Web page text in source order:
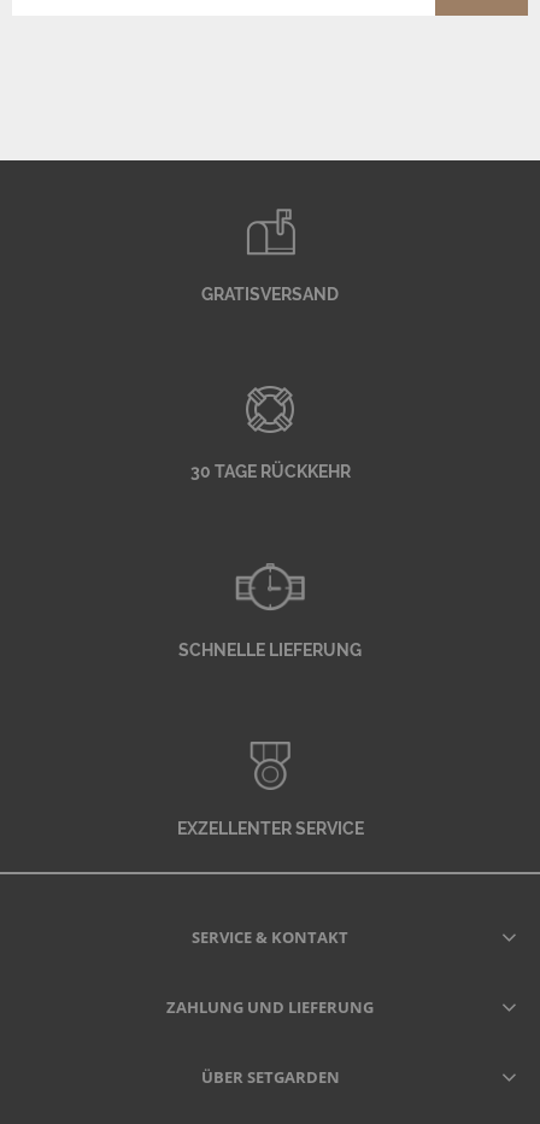
GRATISVERSAND
30 TAGE RÜCKKEHR
SCHNELLE LIEFERUNG
EXZELLENTER SERVICE
SERVICE & KONTAKT
ZAHLUNG UND LIEFERUNG
ÜBER SETGARDEN